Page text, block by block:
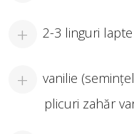
2-3 linguri
vanilie
plicuri zahăr